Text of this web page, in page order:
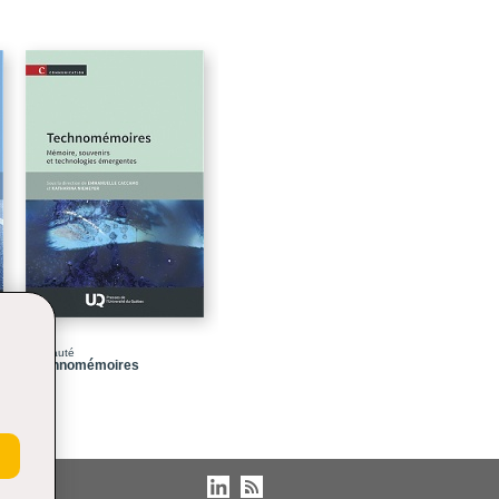
139
161
181
207
229
231
Nouveauté
Technomémoires